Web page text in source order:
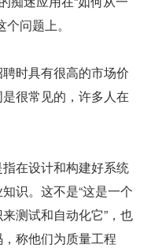
问题上。
时具有很高的市场价
很常见的，许多人在
在设计和构建好系统
识。这不是“这是一个
测试和自动化它”，也
称他们为质量工程